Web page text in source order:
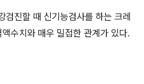
검진할 때 신기능검사를 하는 크레
액수치와 매우 밀접한 관계가 있다.